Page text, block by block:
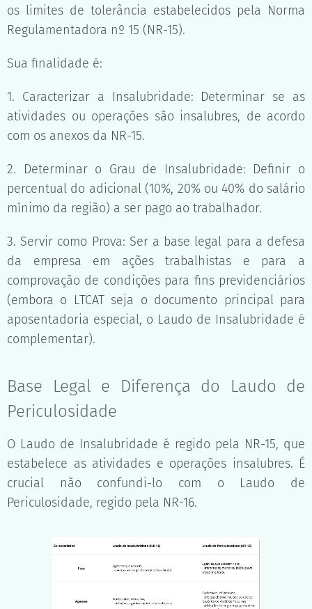
os limites de tolerância estabelecidos pela Norma
Regulamentadora nº 15 (NR-15).
Sua finalidade é:
1. Caracterizar a Insalubridade: Determinar se as
atividades ou operações são insalubres, de acordo
com os anexos da NR-15.
2. Determinar o Grau de Insalubridade: Definir o
percentual do adicional (10%, 20% ou 40% do salário
mínimo da região) a ser pago ao trabalhador.
3. Servir como Prova: Ser a base legal para a defesa
da empresa em ações trabalhistas e para a
comprovação de condições para fins previdenciários
(embora o LTCAT seja o documento principal para
aposentadoria especial, o Laudo de Insalubridade é
complementar).
Base Legal e Diferença do Laudo de
Periculosidade
O Laudo de Insalubridade é regido pela NR-15, que
estabelece as atividades e operações insalubres. É
crucial não confundi-lo com o Laudo de
Periculosidade, regido pela NR-16.